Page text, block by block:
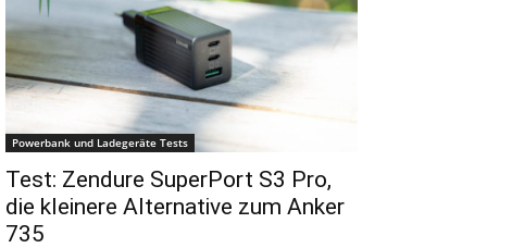
Powerbank und Ladegeräte Tests
Test: Zendure SuperPort S3 Pro,
die kleinere Alternative zum Anker
735